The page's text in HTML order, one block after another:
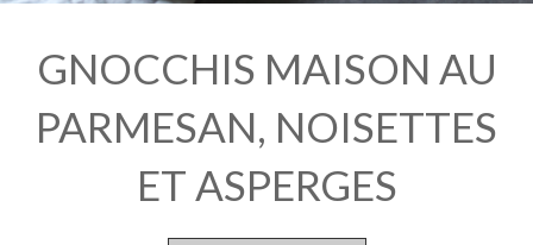
GNOCCHIS MAISON AU
PARMESAN, NOISETTES
ET ASPERGES